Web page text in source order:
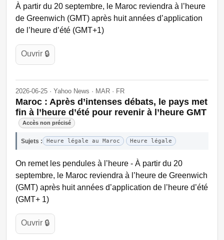
À partir du 20 septembre, le Maroc reviendra à l’heure
de Greenwich (GMT) après huit années d’application
de l’heure d’été (GMT+1)
Ouvrir 🔒
2026-06-25 · Yahoo News · MAR · FR
Maroc : Après d’intenses débats, le pays met
fin à l’heure d’été pour revenir à l’heure GMT
Accès non précisé
Sujets : Heure légale au Maroc Heure légale
On remet les pendules à l’heure - À partir du 20
septembre, le Maroc reviendra à l’heure de Greenwich
(GMT) après huit années d’application de l’heure d’été
(GMT+ 1)
Ouvrir 🔒